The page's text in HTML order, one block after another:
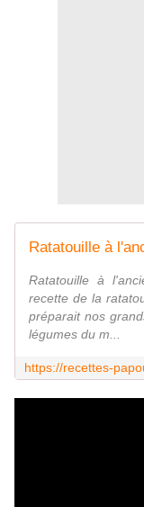
Ratatouille à
Ratatouille à
recette de la
préparait nos
légumes du m...